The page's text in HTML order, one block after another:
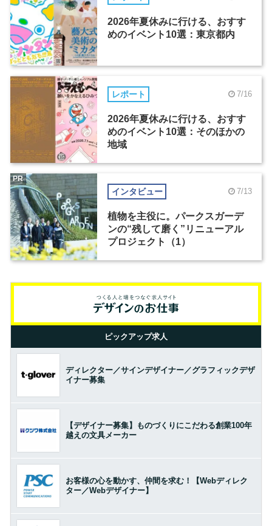
2026年夏休みに行ける、おすす
めのイベント10選：東京都内
レポート 7/16
2026年夏休みに行ける、おすす
めのイベント10選：そのほかの
地域
インタビュー 7/13
植物を主役に。パークスガーデ
ンの“残して磨く”リニューアル
プロジェクト（1）
PR
ピックアップ求人
ディレクター／サインデザイナー／グラフィックデザ
イナー募集
【デザイナー募集】ものづくりにこだわる創業100年
越えの文具メーカー
お客様の心を動かす、仲間を求む！【Webディレク
ター／Webデザイナー】